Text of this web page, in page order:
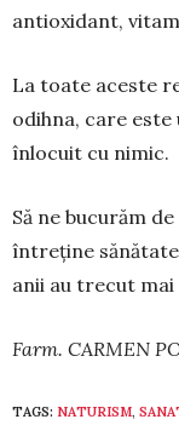
antioxi­dant,
La toate aceste
odihna, care este
în­locuit cu nimic.
Să ne bucurăm
întreține
anii au trecut
Farm. CARMEN
TAGS: NATURISM,